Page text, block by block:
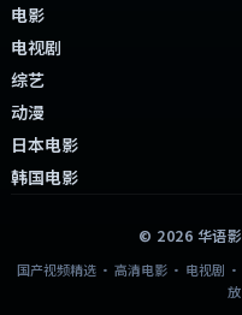
电影
电视剧
综艺
动漫
日本电影
韩国电影
© 2026 华语
国产视频精选 · 高清电影 · 电视剧